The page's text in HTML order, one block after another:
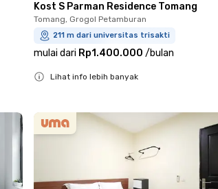
Kost S Parman Residence Tomang
Tomang, Grogol Petamburan
211 m dari universitas trisakti
mulai dari Rp1.400.000 /bulan
Lihat info lebih banyak